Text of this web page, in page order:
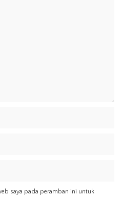
saya pada peramban ini untuk